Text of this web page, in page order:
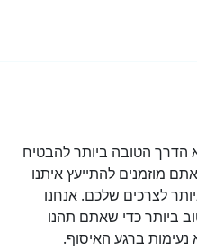
הטובה ביותר להבטיח
מוזמנים להתייעץ איתנו
לצרכים שלכם. אנחנו
ביותר כדי שאתם תהנו
ברגע האיסוף.